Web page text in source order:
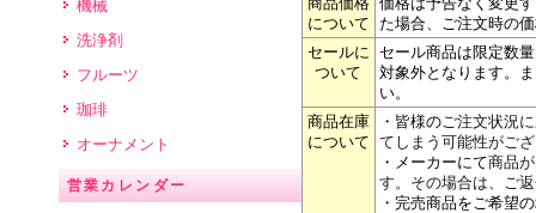
機械
洗浄剤
フルーツ
珈琲
オーナメント
営業カレンダー
について
た場合、ご注文時の
セールに
ついて
セール商品は限定数
対象外となります。
い。
商品在庫
について
・皆様のご注文状況
てしまう可能性がご
・メーカーにて商品
す。その場合は、ご
・完売商品をご希望